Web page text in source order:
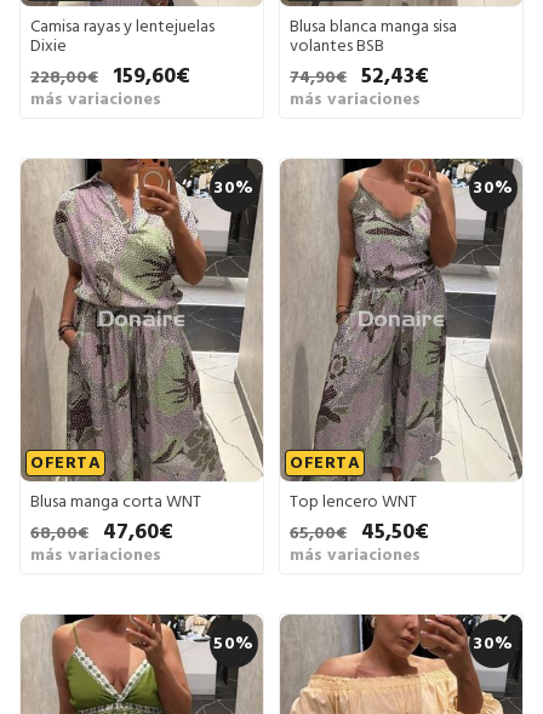
Camisa rayas y lentejuelas
Dixie
228,00€
159,60€
más variaciones
Blusa blanca manga sisa
volantes BSB
74,90€ 52,43€
más variaciones
30%
OFERTA
Blusa manga corta WNT
68,00€
47,60€
más variaciones
30%
OFERTA
Top lencero WNT
65,00€
45,50€
más variaciones
50% 30%